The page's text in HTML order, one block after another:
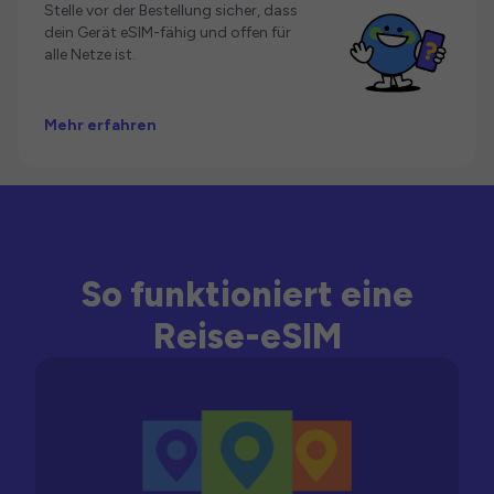
Stelle vor der Bestellung sicher, dass
dein Gerät eSIM-fähig und offen für
alle Netze ist.
Mehr erfahren
So funktioniert eine
Reise-eSIM